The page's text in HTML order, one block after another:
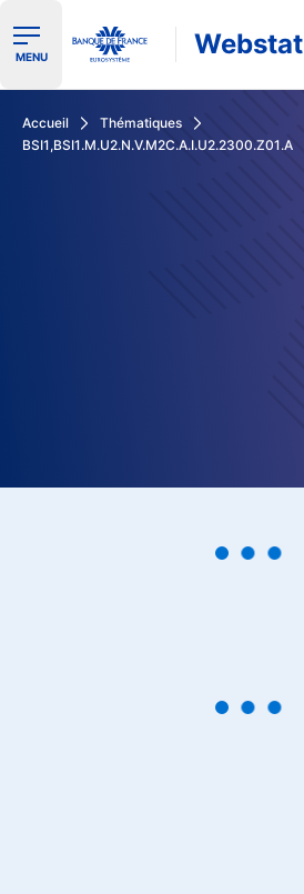
Ouvrir le menu de navigation
MENU Webstat
Accueil
Thématiques
BSI1,BSI1.M.U2.N.V.M2C.A.I.U2.2300.Z01.A